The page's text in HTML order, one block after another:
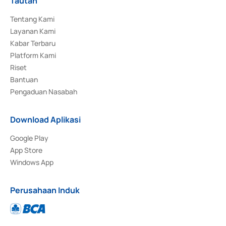
Tentang Kami
Layanan Kami
Kabar Terbaru
Platform Kami
Riset
Bantuan
Pengaduan Nasabah
Download Aplikasi
Google Play
App Store
Windows App
Perusahaan Induk